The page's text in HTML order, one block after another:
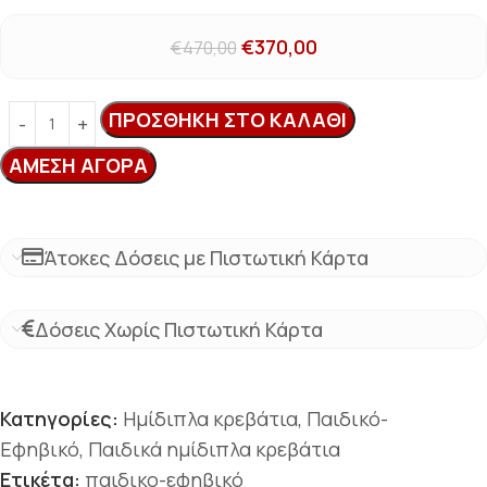
€470,00 €370,00
ΠΡΟΣΘΉΚΗ ΣΤΟ ΚΑΛΆΘΙ
ΆΜΕΣΗ ΑΓΟΡΆ
Άτοκες Δόσεις με Πιστωτική Κάρτα
Δόσεις Χωρίς Πιστωτική Κάρτα
Κατηγορίες: Ημίδιπλα κρεβάτια, Παιδικό-
Εφηβικό, Παιδικά ημίδιπλα κρεβάτια
Ετικέτα: παιδικο-εφηβικό